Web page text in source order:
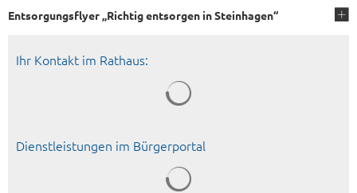
Entsorgungsflyer „Richtig entsorgen in Steinhagen“
Ihr Kontakt im Rathaus:
Dienstleistungen im Bürgerportal